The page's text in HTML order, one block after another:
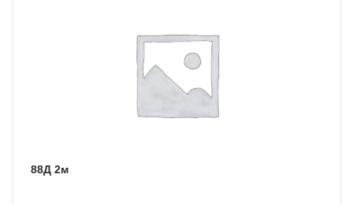
88Д 2м